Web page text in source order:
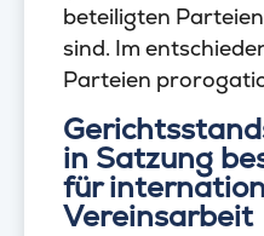
beteiligten
sind. Im
Parteien
in Satzung
für
Vereinsarbeit